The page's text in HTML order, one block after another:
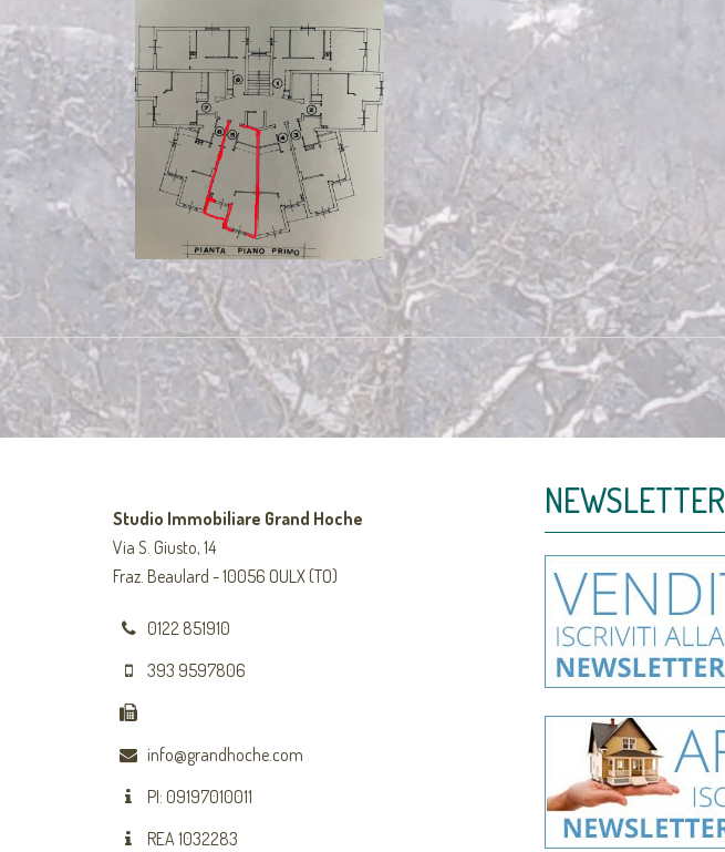
Studio Immobiliare Grand Hoche
Via S. Giusto, 14
Fraz. Beaulard - 10056 OULX (TO)
0122 851910
393 9597806
info@grandhoche.com
PI: 09197010011
REA 1032283
NEWSLETTER